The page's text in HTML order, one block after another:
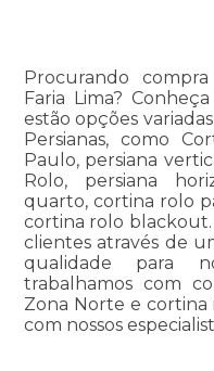
Procurando
Faria Lima?
estão opções
Persianas, como
Paulo, persiana
Rolo, persiana
quarto, cortina rolo
cortina rolo blackout.
clientes através de
qualidade para
trabalhamos com
Zona Norte e cortina
com nossos